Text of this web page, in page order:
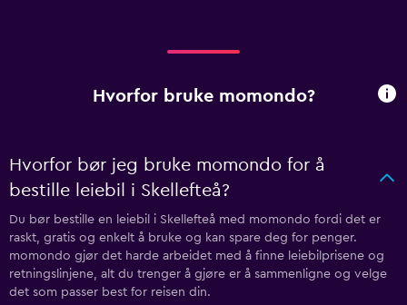
Hvorfor bruke momondo?
Hvorfor bør jeg bruke momondo for å
bestille leiebil i Skellefteå?
Du bør bestille en leiebil i Skellefteå med momondo fordi det er
raskt, gratis og enkelt å bruke og kan spare deg for penger.
momondo gjør det harde arbeidet med å finne leiebilprisene og
retningslinjene, alt du trenger å gjøre er å sammenligne og velge
det som passer best for reisen din.